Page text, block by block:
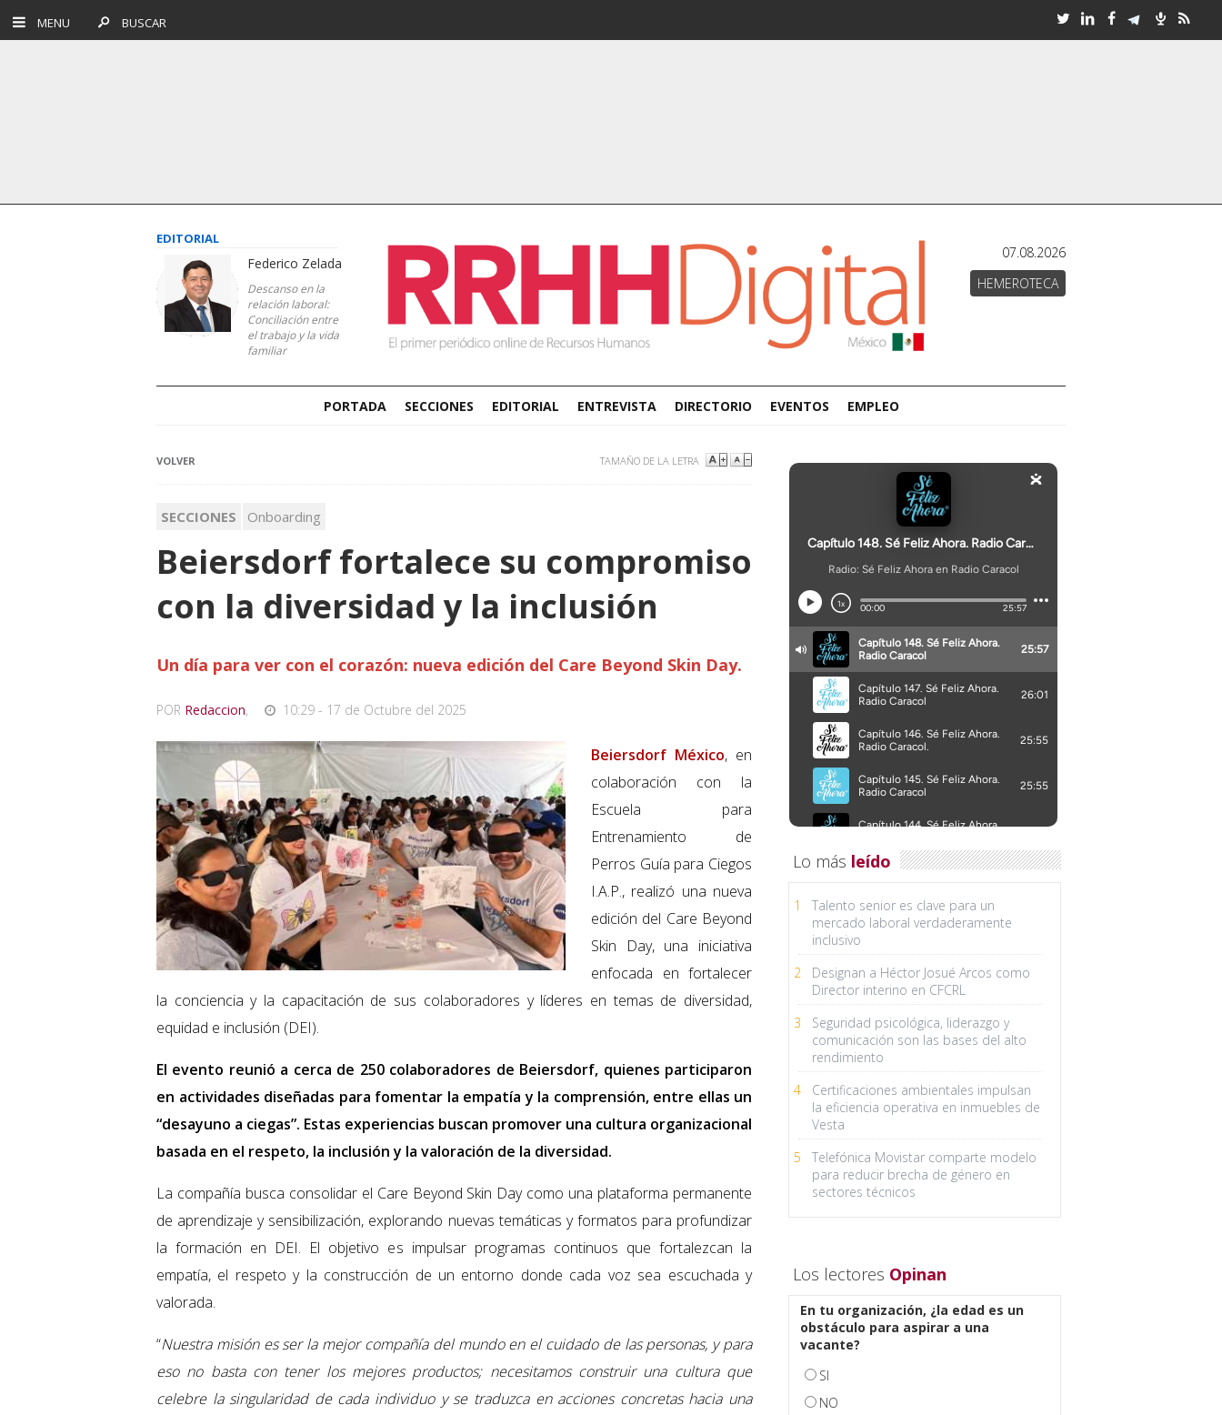
MENU BUSCAR
EDITORIAL
Federico Zelada
Descanso en la
relación laboral:
Conciliación entre
el trabajo y la vida
familiar
07.08.2026
HEMEROTECA
PORTADA SECCIONES EDITORIAL ENTREVISTA DIRECTORIO EVENTOS EMPLEO
VOLVER TAMAÑO DE LA LETRA
SECCIONES Onboarding
Beiersdorf fortalece su compromiso
con la diversidad y la inclusión
Un día para ver con el corazón: nueva edición del Care Beyond Skin Day.
POR Redaccion, 10:29 - 17 de Octubre del 2025
Beiersdorf México, en
colaboración con la
Escuela para
Entrenamiento de
Perros Guía para Ciegos
I.A.P., realizó una nueva
edición del Care Beyond
Skin Day, una iniciativa
enfocada en fortalecer
la conciencia y la capacitación de sus colaboradores y líderes en temas de diversidad,
equidad e inclusión (DEI).
El evento reunió a cerca de 250 colaboradores de Beiersdorf, quienes participaron
en actividades diseñadas para fomentar la empatía y la comprensión, entre ellas un
“desayuno a ciegas”. Estas experiencias buscan promover una cultura organizacional
basada en el respeto, la inclusión y la valoración de la diversidad.
La compañía busca consolidar el Care Beyond Skin Day como una plataforma permanente
de aprendizaje y sensibilización, explorando nuevas temáticas y formatos para profundizar
la formación en DEI. El objetivo es impulsar programas continuos que fortalezcan la
empatía, el respeto y la construcción de un entorno donde cada voz sea escuchada y
valorada.
“Nuestra misión es ser la mejor compañía del mundo en el cuidado de las personas, y para
eso no basta con tener los mejores productos; necesitamos construir una cultura que
celebre la singularidad de cada individuo y se traduzca en acciones concretas hacia una
Lo más leído
1
Talento senior es clave para un
mercado laboral verdaderamente
inclusivo
2
Designan a Héctor Josué Arcos como
Director interino en CFCRL
3
Seguridad psicológica, liderazgo y
comunicación son las bases del alto
rendimiento
4
Certificaciones ambientales impulsan
la eficiencia operativa en inmuebles de
Vesta
5
Telefónica Movistar comparte modelo
para reducir brecha de género en
sectores técnicos
Los lectores Opinan
En tu organización, ¿la edad es un
obstáculo para aspirar a una
vacante?
SI
NO